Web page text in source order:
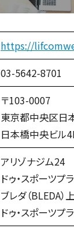
https://
03-5642-8701
〒103-0007
東京都中央区日
日本橋中央ビル
アリゾナジム24
ドゥ・スポーツプ
ブレダ（BLEDA）
ドゥ・スポーツプ